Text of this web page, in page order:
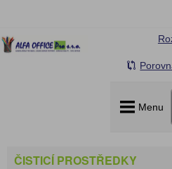
Menu
ČISTICÍ PROSTŘEDKY